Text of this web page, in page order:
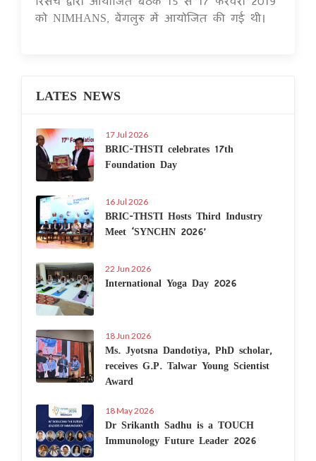
को NIMHANS, बेंगलुरु में आयोजित की गई थी।
LATES NEWS
17 Jul 2026
BRIC-THSTI celebrates 17th
Foundation Day
16 Jul 2026
BRIC-THSTI Hosts Third Industry
Meet ‘SYNCHN 2026’
22 Jun 2026
International Yoga Day 2026
18 Jun 2026
Ms. Jyotsna Dandotiya, PhD scholar,
receives G.P. Talwar Young Scientist
Award
18 May 2026
Dr Srikanth Sadhu is a TOUCH
Immunology Future Leader 2026